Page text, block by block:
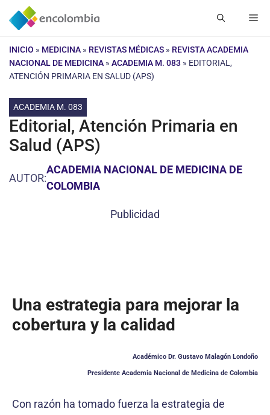
Saltar
INICIO » MEDICINA » REVISTAS MÉDICAS » REVISTA ACADEMIA
NACIONAL DE MEDICINA » ACADEMIA M. 083 » EDITORIAL,
ATENCIÓN PRIMARIA EN SALUD (APS)
ACADEMIA M. 083
Editorial, Atención Primaria en
Salud (APS)
AUTOR:
ACADEMIA NACIONAL DE MEDICINA DE
COLOMBIA
Publicidad
Una estrategia para mejorar la
cobertura y la calidad
Académico Dr. Gustavo Malagón Londoño
Presidente Academia Nacional de Medicina de Colombia
Con razón ha tomado fuerza la estrategia de